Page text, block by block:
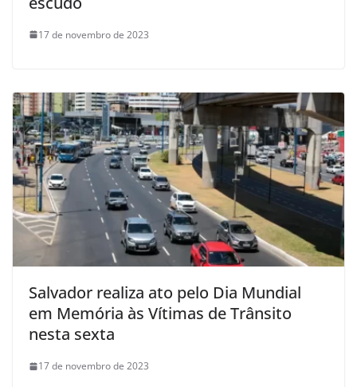
17 de novembro de 2023
Salvador realiza ato pelo Dia Mundial
em Memória às Vítimas de Trânsito
nesta sexta
17 de novembro de 2023